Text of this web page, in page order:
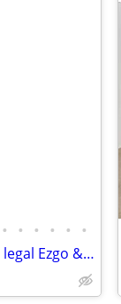
• • • • • •
Custom Golf carts 4 seats street legal Ezgo & Yamaha